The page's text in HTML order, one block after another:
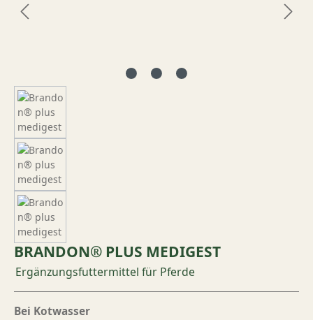
BRANDON® PLUS MEDIGEST
Ergänzungsfuttermittel für Pferde
Bei Kotwasser